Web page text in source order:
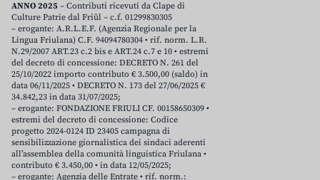
ANNO 2025 – Contributi ricevuti da Clape di
Culture Patrie dal Friûl – c.f. 01299830305
– erogante: A.R.L.E.F. (Agenzia Regionale per la
Lingua Friulana) C.F. 94094780304 • rif. norm. L.R.
N.29/2007 ART.23 c.2 bis e ART.24 c.7 e 10 • estremi
del decreto di concessione: DECRETO N. 261 del
25/10/2022 importo contributo € 3.500,00 (saldo) in
data 06/11/2025 • DECRETO N. 173 del 27/06/2025 €
34.842,23 in data 31/07/2025;
– erogante: FONDAZIONE FRIULI CF. 00158650309 •
estremi del decreto di concessione: Codice
progetto 2024-0124 ID 23405 campagna di
sensibilizzazione giornalistica dei sindaci aderenti
all’assemblea della comunità linguistica Friulana •
contributo € 3.450,00 • in data 12/05/2025;
– erogante: Agenzia delle Entrate • rif. norm.: